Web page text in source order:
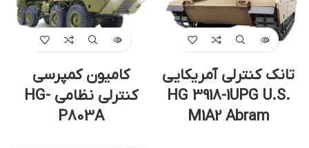
تانک کنترلی آمریکایی
HG 3918-1UPG U.S.
M1A2 Abram
کامیون کمپرسی
کنترلی نظامی HG-
P803A